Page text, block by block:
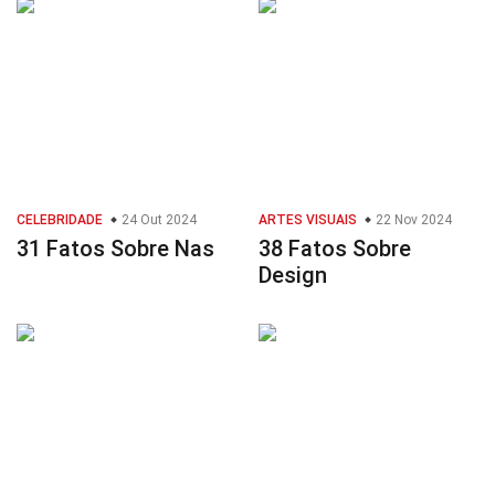
CELEBRIDADE 24 Out 2024
31 Fatos Sobre Nas
ARTES VISUAIS 22 Nov 2024
38 Fatos Sobre
Design